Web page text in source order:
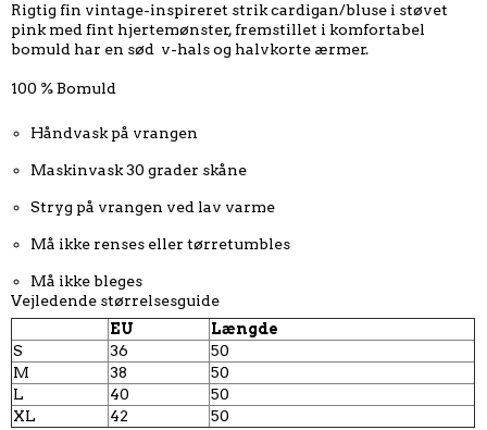
Rigtig fin vintage-inspireret strik cardigan/bluse i støvet
pink med fint hjertemønster, fremstillet i komfortabel
bomuld har en sød v-hals og halvkorte ærmer.
100 % Bomuld
Håndvask på vrangen
Maskinvask 30 grader skåne
Stryg på vrangen ved lav varme
Må ikke renses eller tørretumbles
Må ikke bleges
Vejledende størrelsesguide
EU
Længde
S
36
50
M
38
50
L
40
50
XL
42 50